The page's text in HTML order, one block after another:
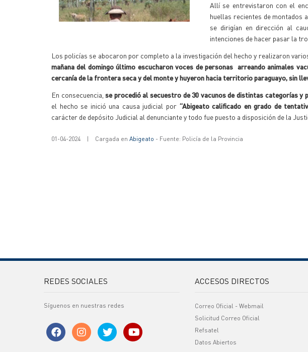
Allí se entrevistaron con el
huellas recientes de montados
se dirigían en dirección al
intenciones de hacer pasar la
Los policías se abocaron por completo a la investigación del hecho y realizaron
mañana del domingo último escucharon voces de personas arreando animales
cercanía de la frontera seca y del monte y huyeron hacia territorio paraguayo, sin
En consecuencia,se procedió al secuestro de 30 vacunos de distintas categorías y
el hecho se inició una causa judicial por “Abigeato calificado en grado de
carácter de depósito Judicial al denunciante y todo fue puesto a disposición de la
01-04-2024 | Cargada en Abigeato - Fuente: Policía de la Provincia
REDES SOCIALES
Síguenos en nuestras redes
ACCESOS DIRECTOS
Correo Oficial - Webmail
Solicitud Correo Oficial
Refsatel
Datos Abiertos